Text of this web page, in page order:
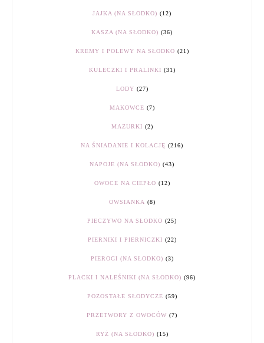
JAJKA (NA SŁODKO) (12)
KASZA (NA SŁODKO) (36)
KREMY I POLEWY NA SŁODKO (21)
KULECZKI I PRALINKI (31)
LODY (27)
MAKOWCE (7)
MAZURKI (2)
NA ŚNIADANIE I KOLACJĘ (216)
NAPOJE (NA SŁODKO) (43)
OWOCE NA CIEPŁO (12)
OWSIANKA (8)
PIECZYWO NA SŁODKO (25)
PIERNIKI I PIERNICZKI (22)
PIEROGI (NA SŁODKO) (3)
PLACKI I NALEŚNIKI (NA SŁODKO) (96)
POZOSTAŁE SŁODYCZE (59)
PRZETWORY Z OWOCÓW (7)
RYŻ (NA SŁODKO) (15)